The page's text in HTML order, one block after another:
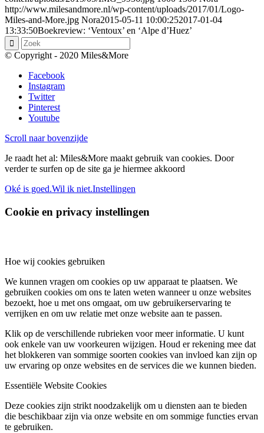
http://www.milesandmore.nl/wp-content/uploads/2017/01/Logo-
Miles-and-More.jpg Nora2015-05-11 10:00:252017-01-04
13:33:50Boekreview: ‘Ventoux’ en ‘Alpe d’Huez’
© Copyright - 2020 Miles&More
Facebook
Instagram
Twitter
Pinterest
Youtube
Scroll naar bovenzijde
Je raadt het al: Miles&More maakt gebruik van cookies. Door
verder te surfen op de site ga je hiermee akkoord
Oké is goed.Wil ik niet.Instellingen
Cookie en privacy instellingen
Hoe wij cookies gebruiken
We kunnen vragen om cookies op uw apparaat te plaatsen. We
gebruiken cookies om ons te laten weten wanneer u onze websites
bezoekt, hoe u met ons omgaat, om uw gebruikerservaring te
verrijken en om uw relatie met onze website aan te passen.
Klik op de verschillende rubrieken voor meer informatie. U kunt
ook enkele van uw voorkeuren wijzigen. Houd er rekening mee dat
het blokkeren van sommige soorten cookies van invloed kan zijn op
uw ervaring op onze websites en de services die we kunnen bieden.
Essentiële Website Cookies
Deze cookies zijn strikt noodzakelijk om u diensten aan te bieden
die beschikbaar zijn via onze website en om sommige functies ervan
te gebruiken.